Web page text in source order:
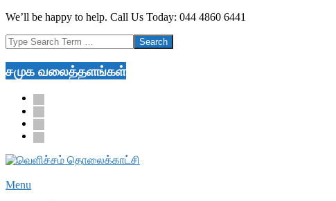
Skip
content
We’ll be happy to help. Call Us Today: 044 4860 6441
Search
சமுக வலைத்தளங்கள்
facebook
twitter
youtube
google
Secondary
Menu